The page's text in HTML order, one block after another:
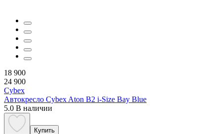
18 900
24 900
Cybex
Автокресло Cybex Aton B2 i-Size Bay Blue
5.0 В наличии
Купить